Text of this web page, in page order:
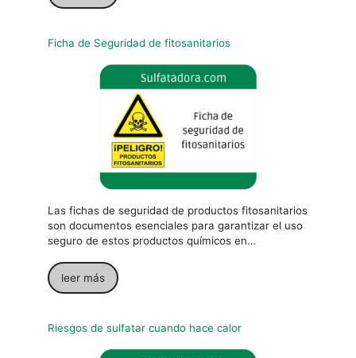
Ficha de Seguridad de fitosanitarios
Las fichas de seguridad de productos fitosanitarios
son documentos esenciales para garantizar el uso
seguro de estos productos químicos en…
leer más
Riesgos de sulfatar cuando hace calor